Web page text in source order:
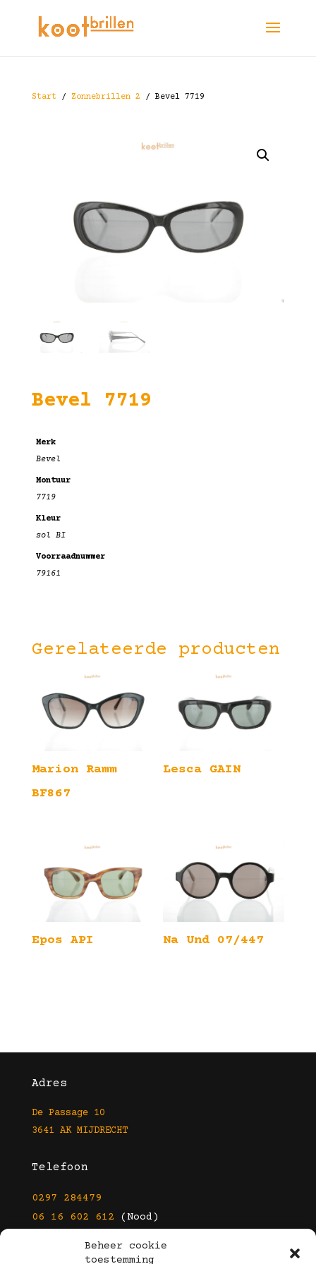
Beheer cookie
toestemming
Start/ Zonnebrillen 2 / Bevel 7719
Bevel 7719
Merk
Bevel
Montuur
7719
Kleur
sol BI
Voorraadnummer
79161
Gerelateerde producten
Marion Ramm
BF867
Lesca GAIN
Epos API Na Und 07/447
Adres
De Passage 10
3641 AK MIJDRECHT
Telefoon
0297 284479
06 16 602 612 (Nood)